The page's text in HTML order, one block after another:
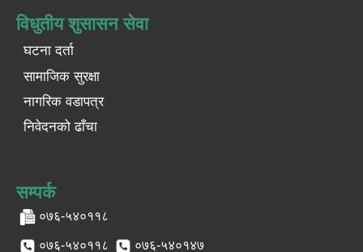
विधुतीय शुसासन सेवा
घटना दर्ता
सामाजिक सुरक्षा
नागरिक वडापत्र
निवेदनको ढाँचा
सम्पर्क
०७६-५४०११८
०७६-५४०११८ ०७६-५४०१४७